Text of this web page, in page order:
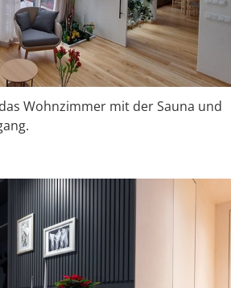
Wohnzimmer mit der Sauna und